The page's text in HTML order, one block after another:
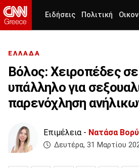
Ειδήσεις Πολιτική
ΕΛΛΑΔΑ
Βόλος: Χειροπέδες
υπάλληλο για
παρενόχληση
Επιμέλεια - Νατάσα
Δευτέρα, 31 Μαρτίου